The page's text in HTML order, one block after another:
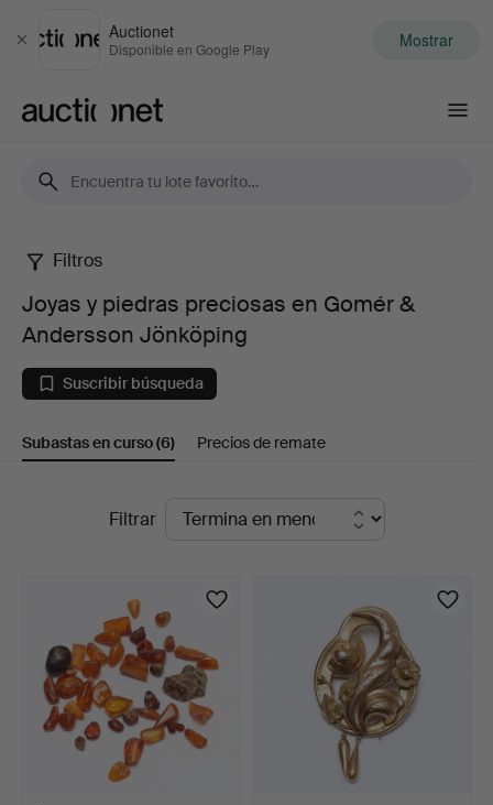
Cerrar
Auctionet
Disponible en Google Play Mostrar
Joyas
piedras
preciosas
Gomér
Andersson
Jönköping
Filtros
Joyas y piedras preciosas en Gomér &
Andersson Jönköping
Suscribir búsqueda
Subastas en curso(6) Precios de remate
SubastasFiltrar